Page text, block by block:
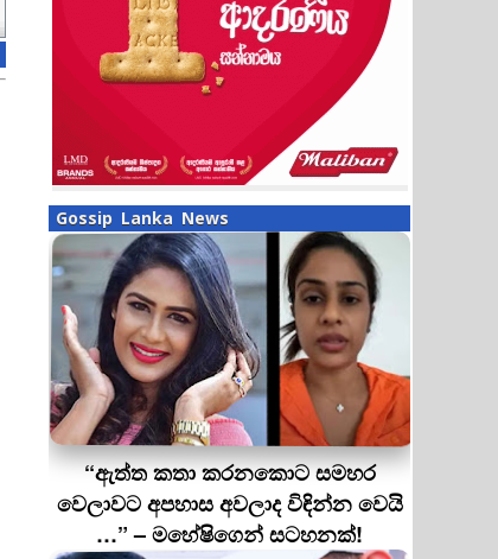
Gossip Lanka News
“ඇත්ත කතා කරනකොට සමහර
වෙලාවට අපහාස අවලාද විඳින්න වෙයි
…” – මහේෂිගෙන් සටහනක්!